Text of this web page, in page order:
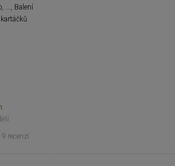
..., Balení
9 recenzí